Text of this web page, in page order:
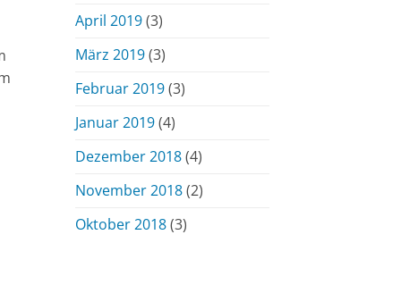
April 2019(3)
März 2019(3)
Februar 2019(3)
Januar 2019(4)
Dezember 2018(4)
November 2018(2)
Oktober 2018(3)